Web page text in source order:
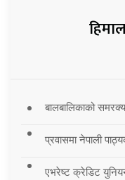
बालबालिकाको
प्रवासमा नेपाली
एभरेष्ट क्रेडिट